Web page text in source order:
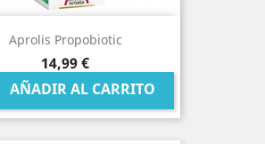
Aprolis Propobiotic
Precio
14,99 €
AÑADIR AL CARRITO